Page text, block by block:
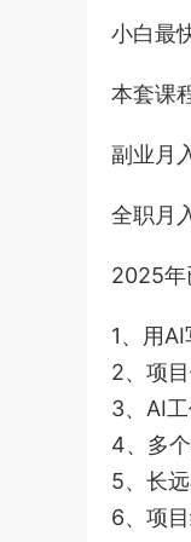
小白最
本套课
副业月
全职月
2025年
1、用
2、项
3、AI
4、多
5、长
6、项